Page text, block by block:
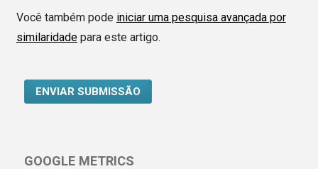
Você também pode iniciar uma pesquisa avançada por
similaridadepara este artigo.
ENVIAR SUBMISSÃO
GOOGLE METRICS